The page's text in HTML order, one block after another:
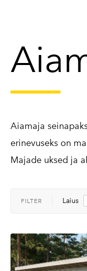
Aiamaja
erinevuseks on
Majade uksed ja
FILTER Laius